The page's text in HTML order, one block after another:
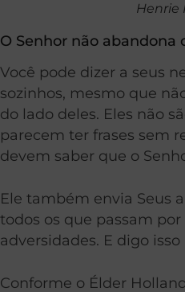
Henrie
O Senhor não abandona
Você pode dizer a seus
sozinhos, mesmo que
do lado deles. Eles não
parecem ter frases sem
devem saber que o
Ele também envia Seus
todos os que passam
adversidades. E digo
Conforme o Élder